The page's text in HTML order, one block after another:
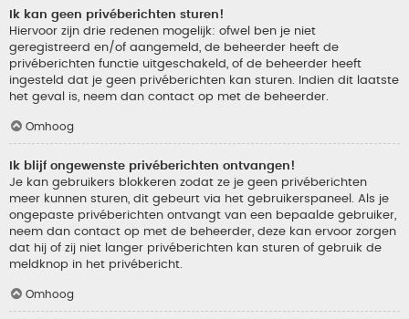
Ik kan geen privéberichten sturen!
Hiervoor zijn drie redenen mogelijk: ofwel ben je niet
geregistreerd en/of aangemeld, de beheerder heeft de
privéberichten functie uitgeschakeld, of de beheerder heeft
ingesteld dat je geen privéberichten kan sturen. Indien dit laatste
het geval is, neem dan contact op met de beheerder.
Omhoog
Ik blijf ongewenste privéberichten ontvangen!
Je kan gebruikers blokkeren zodat ze je geen privéberichten
meer kunnen sturen, dit gebeurt via het gebruikerspaneel. Als je
ongepaste privéberichten ontvangt van een bepaalde gebruiker,
neem dan contact op met de beheerder, deze kan ervoor zorgen
dat hij of zij niet langer privéberichten kan sturen of gebruik de
meldknop in het privébericht.
Omhoog